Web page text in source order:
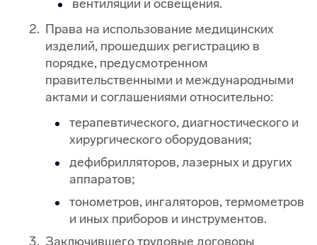
вентиляции и освещения.
Права на использование медицинских
изделий, прошедших регистрацию в
порядке, предусмотренном
правительственными и международными
актами и соглашениями относительно:
терапевтического, диагностического и
хирургического оборудования;
дефибрилляторов, лазерных и других
аппаратов;
тонометров, ингаляторов, термометров
и иных приборов и инструментов.
Заключившего трудовые договоры